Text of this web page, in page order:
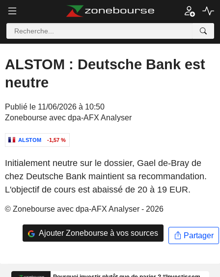
ALSTOM : Deutsche Bank est
neutre
Publié le 11/06/2026 à 10:50
Zonebourse avec dpa-AFX Analyser
ALSTOM -1,57 %
Initialement neutre sur le dossier, Gael de-Bray de
chez Deutsche Bank maintient sa recommandation.
L'objectif de cours est abaissé de 20 à 19 EUR.
© Zonebourse avec dpa-AFX Analyser - 2026
Ajouter Zonebourse à vos sources Partager